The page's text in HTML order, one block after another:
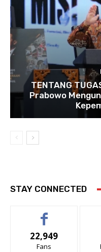
TENTANG
Prabowo
STAY CONNECTED
22,949
Fans